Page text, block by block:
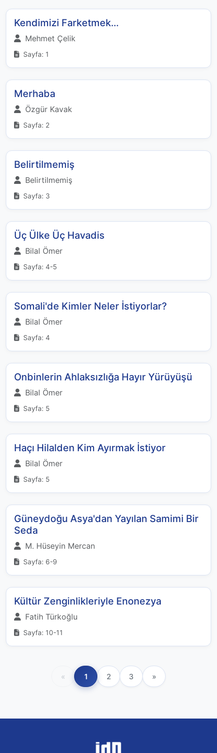
Kendimizi Farketmek…
Mehmet Çelik
Sayfa: 1
Merhaba
Özgür Kavak
Sayfa: 2
Belirtilmemiş
Belirtilmemiş
Sayfa: 3
Üç Ülke Üç Havadis
Bilal Ömer
Sayfa: 4-5
Somali'de Kimler Neler İstiyorlar?
Bilal Ömer
Sayfa: 4
Onbinlerin Ahlaksızlığa Hayır Yürüyüşü
Bilal Ömer
Sayfa: 5
Haçı Hilalden Kim Ayırmak İstiyor
Bilal Ömer
Sayfa: 5
Güneydoğu Asya'dan Yayılan Samimi Bir
Seda
M. Hüseyin Mercan
Sayfa: 6-9
Kültür Zenginlikleriyle Enonezya
Fatih Türkoğlu
Sayfa: 10-11
« 1 2 3 »